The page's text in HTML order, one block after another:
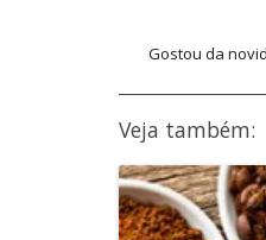
Gostou da
Veja também: